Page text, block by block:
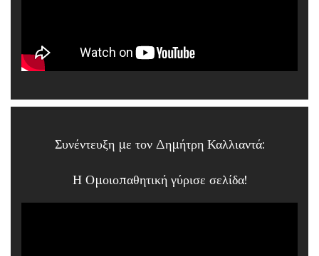
Συνέντευξη με τον Δημήτρη Καλλιαντά:
Η Ομοιοπαθητική γύρισε σελίδα!